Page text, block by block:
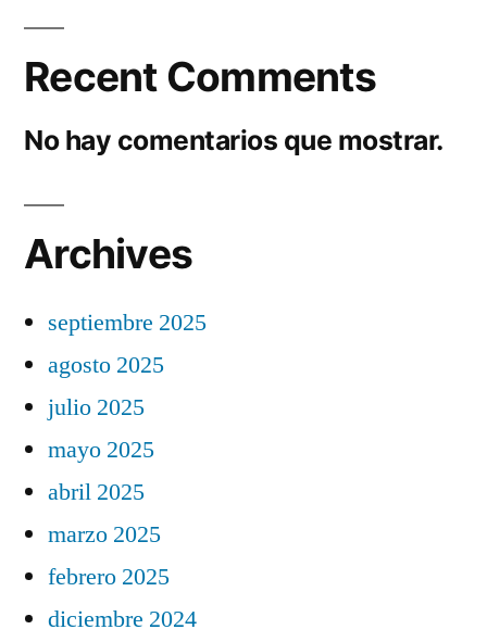
Recent Comments
No hay comentarios que mostrar.
Archives
septiembre 2025
agosto 2025
julio 2025
mayo 2025
abril 2025
marzo 2025
febrero 2025
diciembre 2024